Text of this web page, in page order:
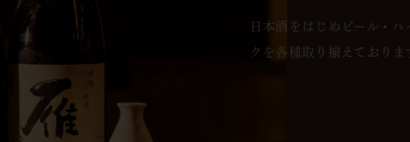
日本酒をはじめビール・
クを各種取り揃えておりま